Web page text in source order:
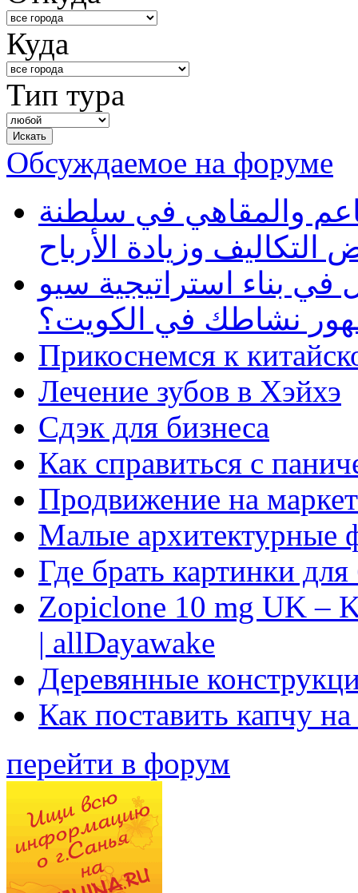
Куда
Тип тура
Обсуждаемое на форуме
والمقاهي في سلطنة
وزيادة الأرباح
بناء استراتيجية سيو
نشاطك في الكويت؟
Прикоснемся к
Лечение зубов в Хэйхэ
Сдэк для бизнеса
Как справиться с
Продвижение на
Малые архитектурные
Где брать картинки
Zopiclone 10 mg UK –
| allDayawake
Деревянные
Как поставить капчу
перейти в форум